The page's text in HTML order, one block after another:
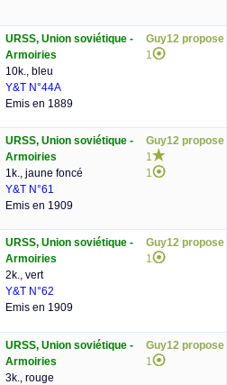
URSS, Union soviétique -
Armoiries
10k., bleu
Y&T N°44A
Emis en 1889
Guy12 propose
1
URSS, Union soviétique -
Armoiries
1k., jaune foncé
Y&T N°61
Emis en 1909
Guy12 propose
1
1
URSS, Union soviétique -
Armoiries
2k., vert
Y&T N°62
Emis en 1909
Guy12 propose
1
URSS, Union soviétique -
Armoiries
3k., rouge
Guy12 propose
1